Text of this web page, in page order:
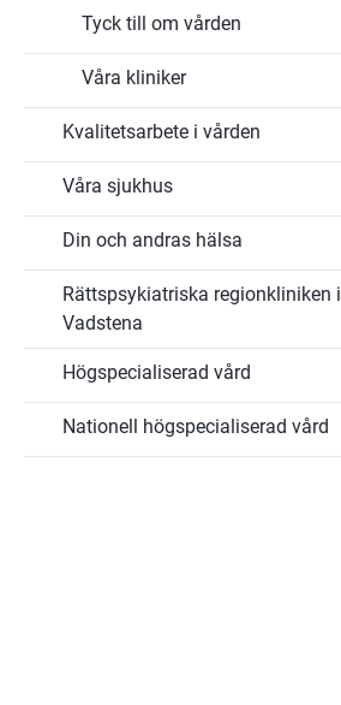
Tyck till om vården
Våra kliniker
Kvalitetsarbete i vården
Våra sjukhus
Din och andras hälsa
Rättspsykiatriska regionkliniken i
Vadstena
Högspecialiserad vård
Nationell högspecialiserad vård